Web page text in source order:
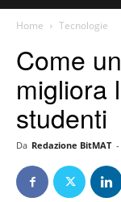
Home Tecnologie
Come
migliora
studenti
Da Redazione BitMAT -